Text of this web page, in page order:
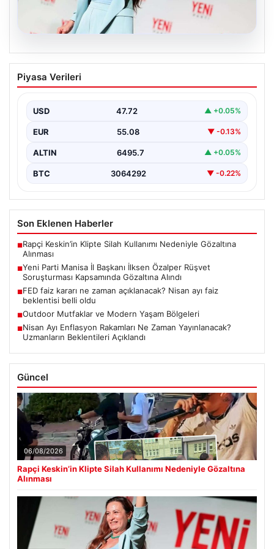
Yeni Parti Manisa İl Başkanı İlksen
Özalper Rüşvet Soruşturması
Manisa’da devam eden rüşvet soruşturması önemli bir
Piyasa Verileri
USD 47.72 ▲ +0.05%
EUR 55.08 ▼ -0.13%
ALTIN 6495.7 ▲ +0.05%
BTC 3064292 ▼ -0.22%
Son Eklenen Haberler
■Rapçi Keskin’in Klipte Silah Kullanımı Nedeniyle Gözaltına
Alınması
■Yeni Parti Manisa İl Başkanı İlksen Özalper Rüşvet
Soruşturması Kapsamında Gözaltına Alındı
■FED faiz kararı ne zaman açıklanacak? Nisan ayı faiz
beklentisi belli oldu
■Outdoor Mutfaklar ve Modern Yaşam Bölgeleri
■Nisan Ayı Enflasyon Rakamları Ne Zaman Yayınlanacak?
Uzmanların Beklentileri Açıklandı
Güncel
06/08/2026
Rapçi Keskin’in Klipte Silah Kullanımı Nedeniyle Gözaltına
Alınması